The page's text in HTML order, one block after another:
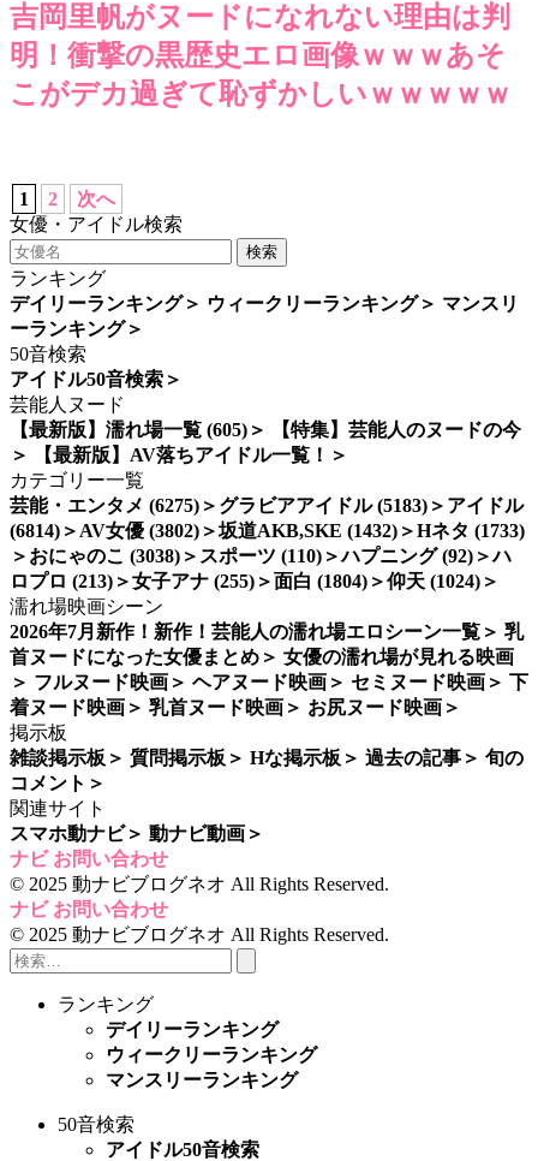
吉岡里帆がヌードになれない理由は判
明！衝撃の黒歴史エロ画像ｗｗｗあそ
こがデカ過ぎて恥ずかしいｗｗｗｗｗ
1
2
次へ
女優・アイドル検索
検索
ランキング
デイリーランキング＞ ウィークリーランキング＞ マンスリ
ーランキング＞
50音検索
アイドル50音検索 ＞
芸能人ヌード
【最新版】濡れ場一覧 (605) ＞
【特集】芸能人のヌードの今
＞
【最新版】AV落ちアイドル一覧！ ＞
カテゴリー一覧
芸能・エンタメ (6275) ＞ グラビアアイドル (5183) ＞ アイドル
(6814) ＞ AV女優 (3802) ＞坂道AKB,SKE (1432) ＞Hネタ (1733)
＞ おにゃのこ (3038) ＞ スポーツ (110) ＞ハプニング (92) ＞ハ
ロプロ (213) ＞女子アナ (255) ＞面白 (1804) ＞仰天 (1024) ＞
濡れ場映画シーン
2026年7月新作！新作！芸能人の濡れ場エロシーン一覧 ＞ 乳
首ヌードになった女優まとめ ＞ 女優の濡れ場が見れる映画
＞ フルヌード映画 ＞ ヘアヌード映画 ＞ セミヌード映画 ＞ 下
着ヌード映画 ＞ 乳首ヌード映画 ＞ お尻ヌード映画 ＞
掲示板
雑談掲示板 ＞ 質問掲示板 ＞ Hな掲示板 ＞ 過去の記事 ＞ 旬の
コメント ＞
関連サイト
スマホ動ナビ＞ 動ナビ動画 ＞
ナビ お問い合わせ
© 2025 動ナビブログネオ All Rights Reserved.
ナビ お問い合わせ
© 2025 動ナビブログネオ All Rights Reserved.
ランキング
デイリーランキング
ウィークリーランキング
マンスリーランキング
50音検索
アイドル50音検索